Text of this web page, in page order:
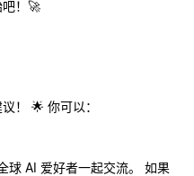
！🚀
！ 🌟 你可以：
球 AI 爱好者一起交流。 如果